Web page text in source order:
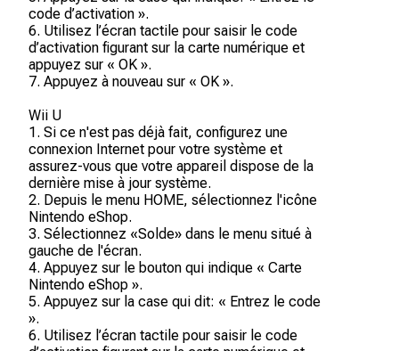
code d’activation ».
6. Utilisez l’écran tactile pour saisir le code
d’activation figurant sur la carte numérique et
appuyez sur « OK ».
7. Appuyez à nouveau sur « OK ».
Wii U
1. Si ce n'est pas déjà fait, configurez une
connexion Internet pour votre système et
assurez-vous que votre appareil dispose de la
dernière mise à jour système.
2. Depuis le menu HOME, sélectionnez l'icône
Nintendo eShop.
3. Sélectionnez «Solde» dans le menu situé à
gauche de l'écran.
4. Appuyez sur le bouton qui indique « Carte
Nintendo eShop ».
5. Appuyez sur la case qui dit: « Entrez le code
».
6. Utilisez l’écran tactile pour saisir le code